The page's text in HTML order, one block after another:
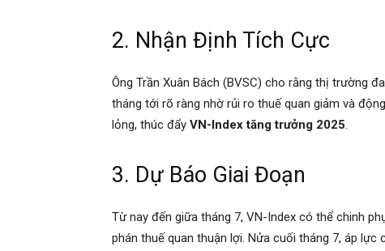
2. Nhận Định Tích Cực
Ông Trần Xuân Bách (BVSC) cho rằng thị trường
tháng tới rõ ràng nhờ rủi ro thuế quan giảm và
lỏng, thúc đẩy VN-Index tăng trưởng 2025.
3. Dự Báo Giai Đoạn
Từ nay đến giữa tháng 7, VN-Index có thể chinh
phán thuế quan thuận lợi. Nửa cuối tháng 7, áp